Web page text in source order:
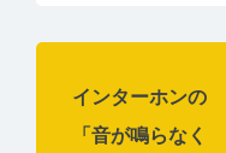
インターホンの
「音が鳴らなく